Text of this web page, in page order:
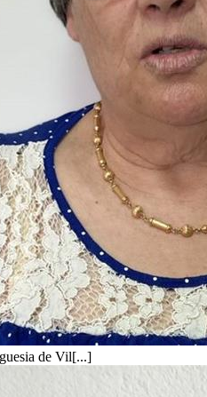
de Vil[...]